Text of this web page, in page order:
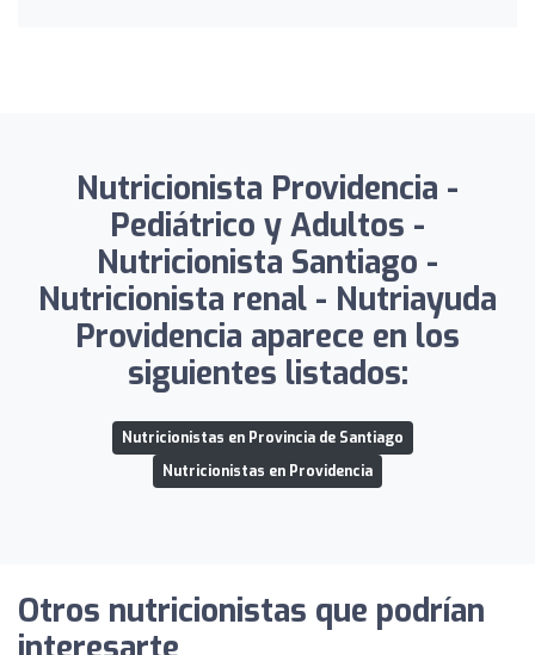
Nutricionista Providencia -
Pediátrico y Adultos -
Nutricionista Santiago -
Nutricionista renal - Nutriayuda
Providencia aparece en los
siguientes listados:
Nutricionistas en Provincia de Santiago
Nutricionistas en Providencia
Otros nutricionistas que podrían